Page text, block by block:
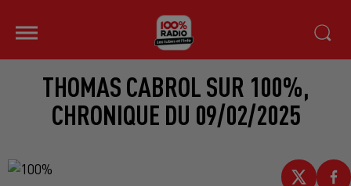
THOMAS CABROL SUR 100%,
CHRONIQUE DU 09/02/2025